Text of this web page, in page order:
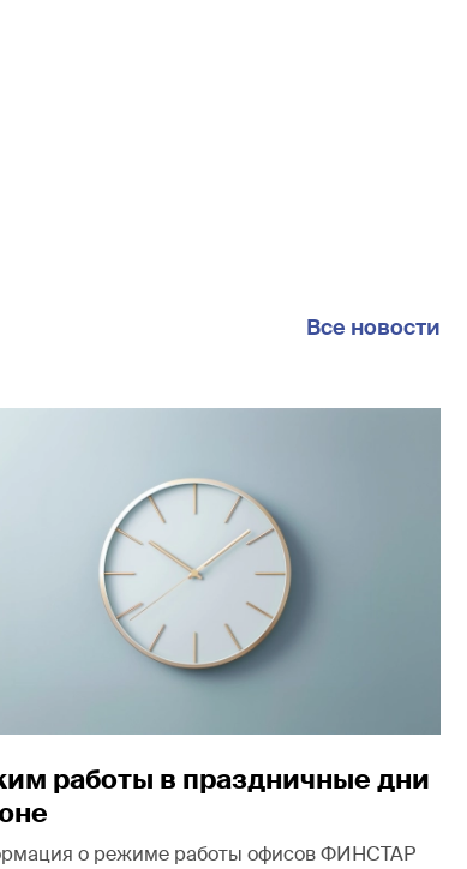
Все новости
работы в праздничные дни
о режиме работы офисов ФИНСТАР